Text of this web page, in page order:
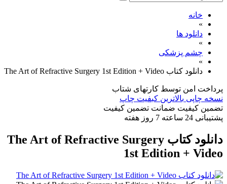
خانه
»
دانلود ها
»
چشم پزشکی
»
دانلود کتاب The Art of Refractive Surgery 1st Edition + Video
پرداخت امن توسط کارتهای شتاب
نسخه چاپی بالاترین کبفیت چاپ
تضمین کیفیت ضمانت تضمین کیفیت
پشتیبانی 24 ساعته 7 روز هفته
دانلود کتاب The Art of Refractive Surgery
1st Edition + Video